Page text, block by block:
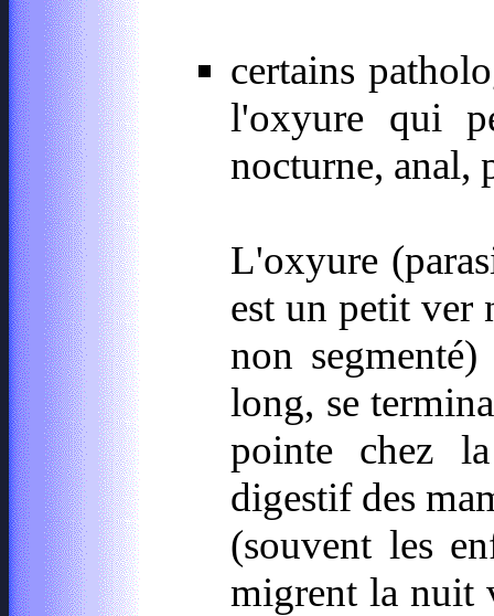
certains
l'oxyure qui
nocturne, anal,
L'oxyure
est un petit ver
non
long, se
pointe chez
digestif des
(souvent les
migrent la nuit